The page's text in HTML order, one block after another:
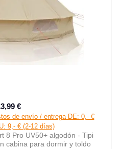
Precio de venta:
€
de envío / entrega DE: 0,- €
9,- € (2-12 días)
8 Pro UV50+ algodón - Tipi
cabina para dormir y toldo